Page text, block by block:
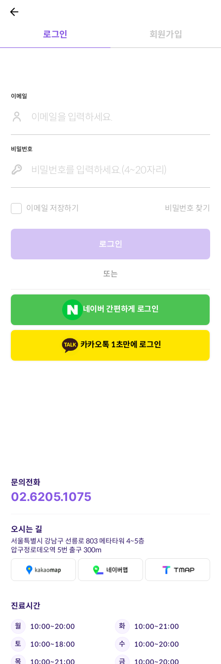
로그인 회원가입
이메일
비밀번호
이메일 저장하기 비밀번호 찾기
로그인
또는
네이버 간편하게 로그인
카카오톡 1초만에 로그인
문의전화
02.6205.1075
진료시간
월 10:00~20:00 화
10:00~21:00
토
10:00~18:00 수
10:00~20:00
목
10:00~21:00 금 10:00~20:00
오시는 길
서울특별시 강남구 선릉로 803 메타타워 4~5층
압구정로데오역 5번 출구 300m